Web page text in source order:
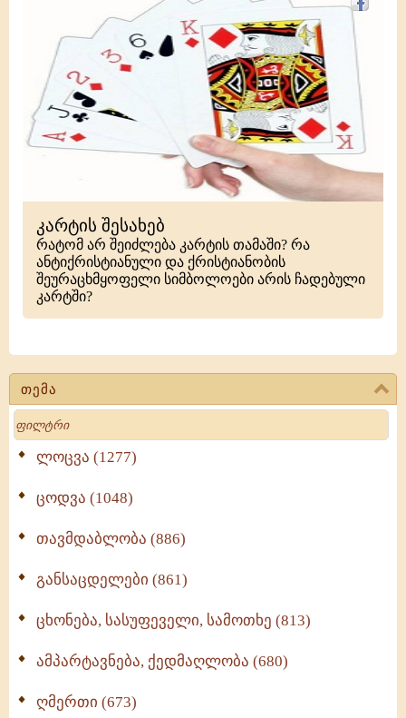
თემა
Search
ლოცვა (1277)
ცოდვა (1048)
თავმდაბლობა (886)
განსაცდელები (861)
ცხონება, სასუფეველი, სამოთხე (813)
ამპარტავნება, ქედმაღლობა (680)
ღმერთი (673)
კარტის შესახებ
რატომ არ შეიძლება კარტის თამაში? რა
ანტიქრისტიანული და ქრისტიანობის
შეურაცხმყოფელი სიმბოლოები არის ჩადებული
კარტში?